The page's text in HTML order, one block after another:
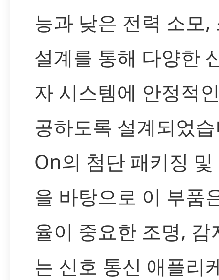
능과 낮은 전력 소모,
설계를 통해 다양한
자 시스템에 안정적
공하도록 설계되었
On의 첨단 패키징
을 바탕으로 이 부품
율이 중요한 조명, 감
는 신호 통신 애플리